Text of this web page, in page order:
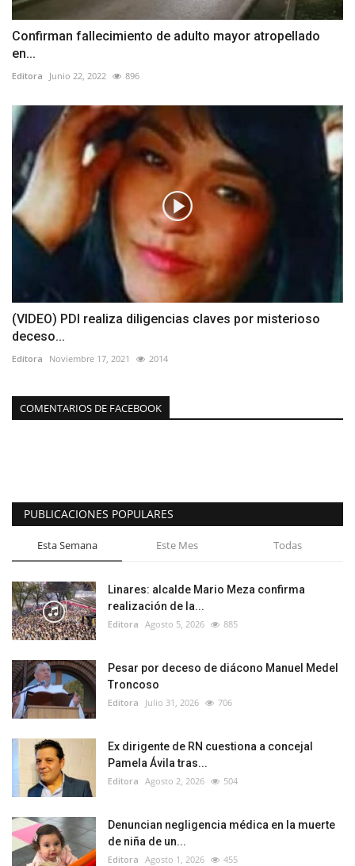
Confirman fallecimiento de adulto mayor atropellado
en...
Editora Junio 22, 2022 896
(VIDEO) PDI realiza diligencias claves por misterioso
deceso...
Editora Noviembre 17, 2021 2014
COMENTARIOS DE FACEBOOK
PUBLICACIONES POPULARES
Esta Semana Este Mes Todas
Linares: alcalde Mario Meza confirma
realización de la...
Editora Agosto 5, 2026 885
Pesar por deceso de diácono Manuel Medel
Troncoso
Editora Julio 31, 2026 706
Ex dirigente de RN cuestiona a concejal
Pamela Ávila tras...
Editora Agosto 2, 2026 504
Denuncian negligencia médica en la muerte
de niña de un...
Editora Agosto 1, 2026 455